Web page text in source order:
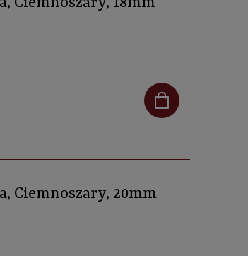
Ciemnoszary, 20mm